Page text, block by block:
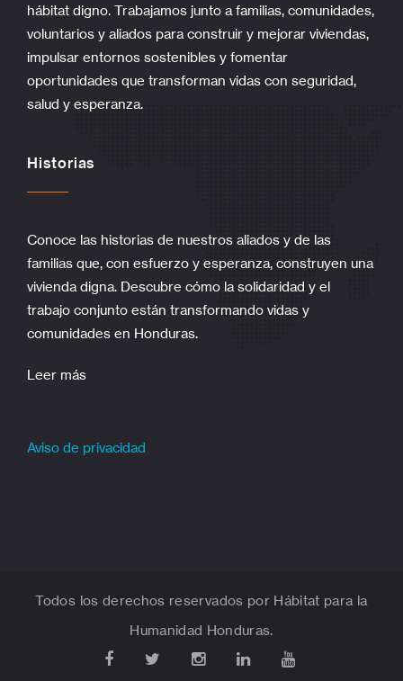
hábitat digno. Trabajamos junto a familias, comunidades,
voluntarios y aliados para construir y mejorar viviendas,
impulsar entornos sostenibles y fomentar
oportunidades que transforman vidas con seguridad,
salud y esperanza.
Historias
Conoce las historias de nuestros aliados y de las
familias que, con esfuerzo y esperanza, construyen una
vivienda digna. Descubre cómo la solidaridad y el
trabajo conjunto están transformando vidas y
comunidades en Honduras.
Leer más
Aviso de privacidad
Todos los derechos reservados por Hábitat para la
Humanidad Honduras.